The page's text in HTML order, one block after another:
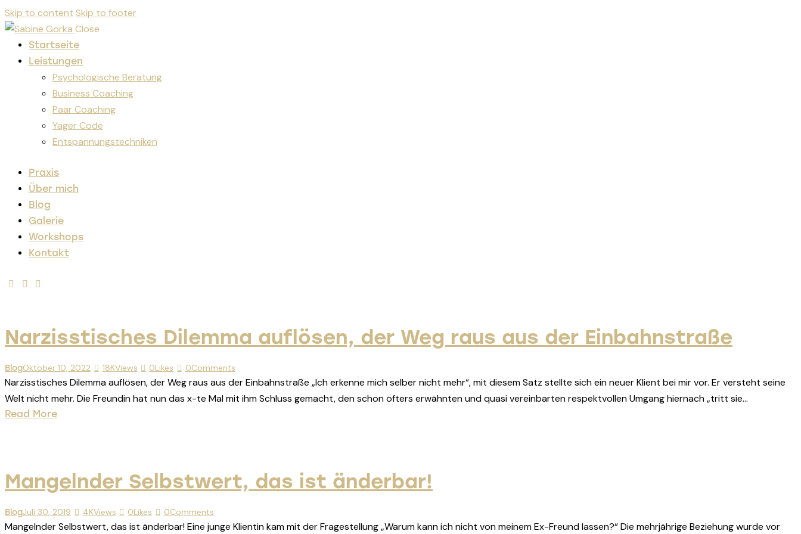
Skip to content Skip to footer
Close
Startseite
Leistungen
Psychologische Beratung
Business Coaching
Paar Coaching
Yager Code
Entspannungstechniken
Praxis
Über mich
Blog
Galerie
Workshops
Kontakt
Narzisstisches Dilemma auflösen, der Weg raus aus der Einbahnstraße
BlogOktober 10, 2022 18KViews 0Likes 0Comments
Narzisstisches Dilemma auflösen, der Weg raus aus der Einbahnstraße „Ich erkenne mich selber nicht mehr“, mit diesem Satz stellte sich ein neuer Klient bei mir vor. Er versteht seine
Welt nicht mehr. Die Freundin hat nun das x-te Mal mit ihm Schluss gemacht, den schon öfters erwähnten und quasi vereinbarten respektvollen Umgang hiernach „tritt sie…
Read More
Mangelnder Selbstwert, das ist änderbar!
BlogJuli 30, 2019 4KViews 0Likes 0Comments
Mangelnder Selbstwert, das ist änderbar! Eine junge Klientin kam mit der Fragestellung „Warum kann ich nicht von meinem Ex-Freund lassen?“ Die mehrjährige Beziehung wurde vor